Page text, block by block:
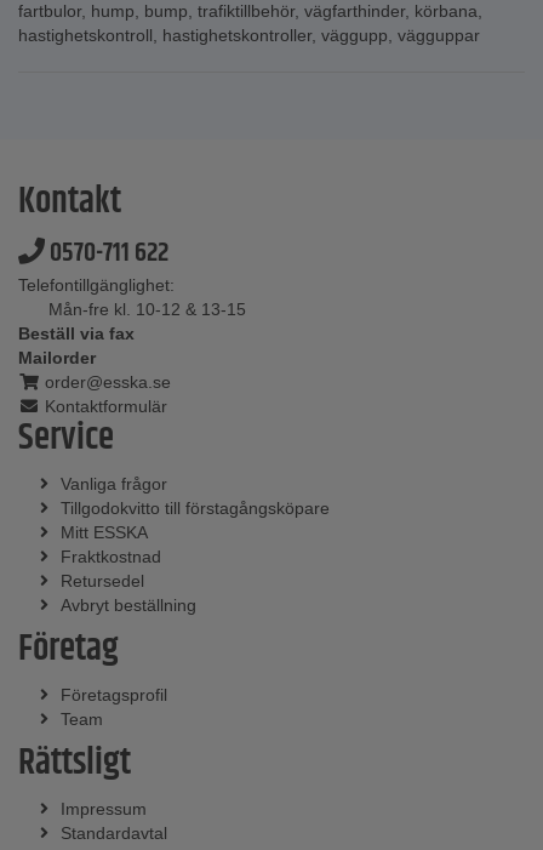
fartbulor, hump, bump, trafiktillbehör, vägfarthinder, körbana,
hastighetskontroll, hastighetskontroller, väggupp, vägguppar
Kontakt
0570-711 622
Telefontillgänglighet:
Mån-fre kl. 10-12 & 13-15
Beställ via fax
Mailorder
order@esska.se
Kontaktformulär
Service
Vanliga frågor
Tillgodokvitto till förstagångsköpare
Mitt ESSKA
Fraktkostnad
Retursedel
Avbryt beställning
Företag
Företagsprofil
Team
Rättsligt
Impressum
Standardavtal